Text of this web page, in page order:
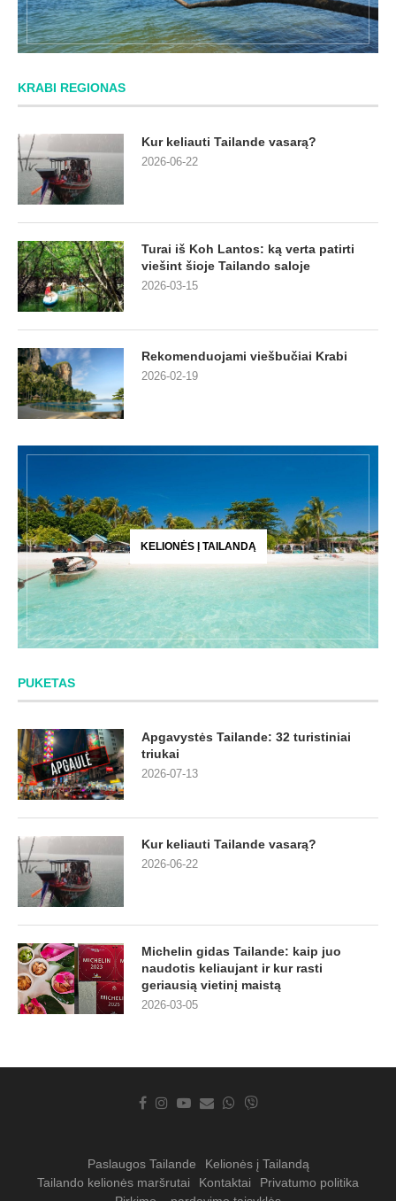
KRABI REGIONAS
Kur keliauti Tailande vasarą?
2026-06-22
Turai iš Koh Lantos: ką verta patirti
viešint šioje Tailando saloje
2026-03-15
Rekomenduojami viešbučiai Krabi
2026-02-19
KELIONĖS Į TAILANDĄ
PUKETAS
Apgavystės Tailande: 32 turistiniai
triukai
2026-07-13
Kur keliauti Tailande vasarą?
2026-06-22
Michelin gidas Tailande: kaip juo
naudotis keliaujant ir kur rasti
geriausią vietinį maistą
2026-03-05
Paslaugos Tailande
Kelionės į Tailandą
Tailando kelionės maršrutai
Kontaktai
Privatumo politika